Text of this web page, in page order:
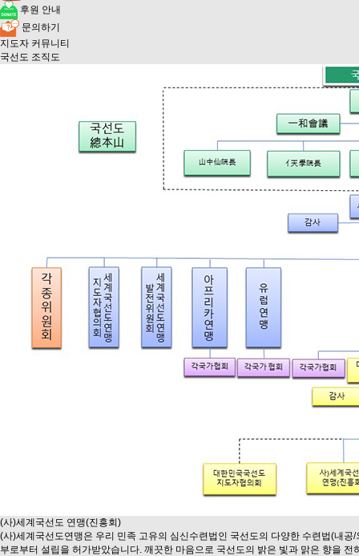
후원 안내
문의하기
지도자 커뮤니티
국선도 조직도
(사)세계국선도 연맹(진흥회)
(사)세계국선도연맹은 우리 민족 고유의 심신수련법인 국선도의 다양한 수련법(내
부로부터 설립을 허가받았습니다. 깨끗한 마음으로 국선도의 밝은 빛과 맑은 향을